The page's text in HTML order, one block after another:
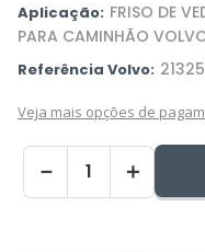
Aplicação: FRISO DE
PARA CAMINHÃO
Referência Volvo:
Veja mais opções de
＋
－